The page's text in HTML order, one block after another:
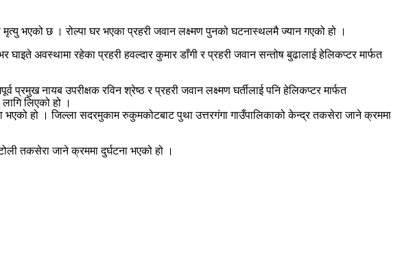
मृत्यु भएको छ । रोल्पा घर भएका प्रहरी जवान लक्ष्मण पुनको घटनास्थलमै ज्यान गएको हो ।
अवस्थामा रहेका प्रहरी हवल्दार कुमार डाँगी र प्रहरी जवान सन्तोष बुढालाई हेलिकप्टर मार्फत
नायब उपरीक्षक रविन श्रेष्ठ र प्रहरी जवान लक्ष्मण घर्तीलाई पनि हेलिकप्टर मार्फत
लिएको हो ।
हो । जिल्ला सदरमुकाम रुकुमकोटबाट पुथा उत्तरगंगा गाउँपालिकाको केन्द्र तकसेरा जाने क्रममा
तकसेरा जाने क्रममा दुर्घटना भएको हो ।